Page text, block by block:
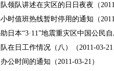
领队讲述在灾区的日日夜夜（
时值班热线暂时停用的通知（
日本“3·11”地震重灾区中国公民
在日工作情况（八）（2011-03-21
公时间的通知（2011-03-21）